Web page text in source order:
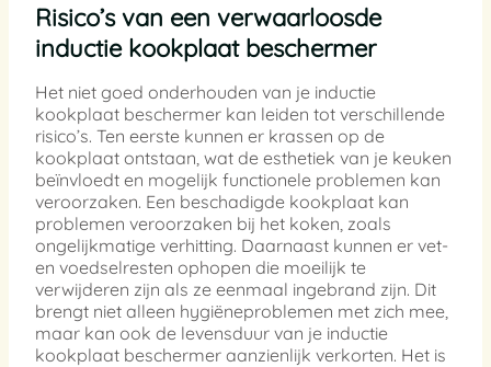
Risico’s van een verwaarloosde
inductie kookplaat beschermer
Het niet goed onderhouden van je inductie
kookplaat beschermer kan leiden tot verschillende
risico’s. Ten eerste kunnen er krassen op de
kookplaat ontstaan, wat de esthetiek van je keuken
beïnvloedt en mogelijk functionele problemen kan
veroorzaken. Een beschadigde kookplaat kan
problemen veroorzaken bij het koken, zoals
ongelijkmatige verhitting. Daarnaast kunnen er vet-
en voedselresten ophopen die moeilijk te
verwijderen zijn als ze eenmaal ingebrand zijn. Dit
brengt niet alleen hygiëneproblemen met zich mee,
maar kan ook de levensduur van je inductie
kookplaat beschermer aanzienlijk verkorten. Het is